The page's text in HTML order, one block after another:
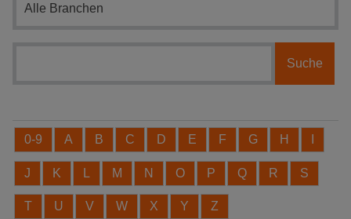
0-9 A B C D E F G H
J K L M N O P Q R S
T U V W X Y Z